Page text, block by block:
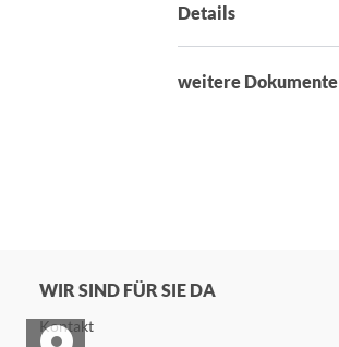
Details
weitere Dokumente
WIR SIND FÜR SIE DA
Kontakt